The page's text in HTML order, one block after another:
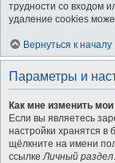
трудности со входом
удаление cookies
Вернуться к началу
Параметры и
Как мне изменить
Если вы являетесь
настройки хранятся
щёлкните на имени
ссылкеЛичный раздел